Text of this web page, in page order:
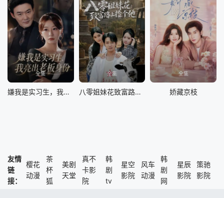
全集
嫌我是实习生，我亮出老板身份
全集
八零姐妹花致富路上捡个他
全集
娇藏京枝
友情
链
接：
樱花
动漫
茶
杯
狐
美剧
天堂
真不
卡影
院
韩
剧
tv
星空
影院
风车
动漫
韩
剧
网
星辰
影院
策驰
影院